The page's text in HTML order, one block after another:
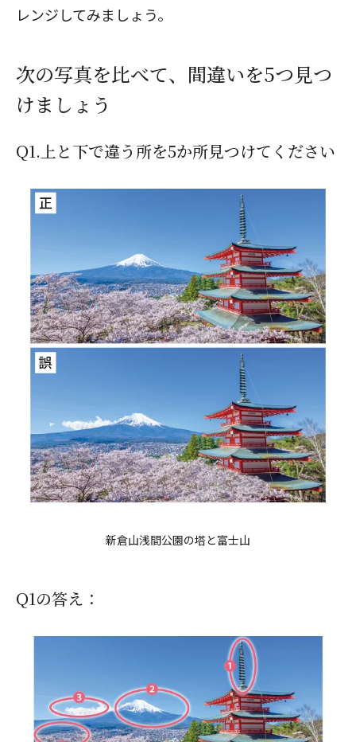
レンジしてみましょう。
次の写真を比べて、間違いを5つ見つ
けましょう
Q1.上と下で違う所を5か所見つけてください
新倉山浅間公園の塔と富士山
Q1の答え：